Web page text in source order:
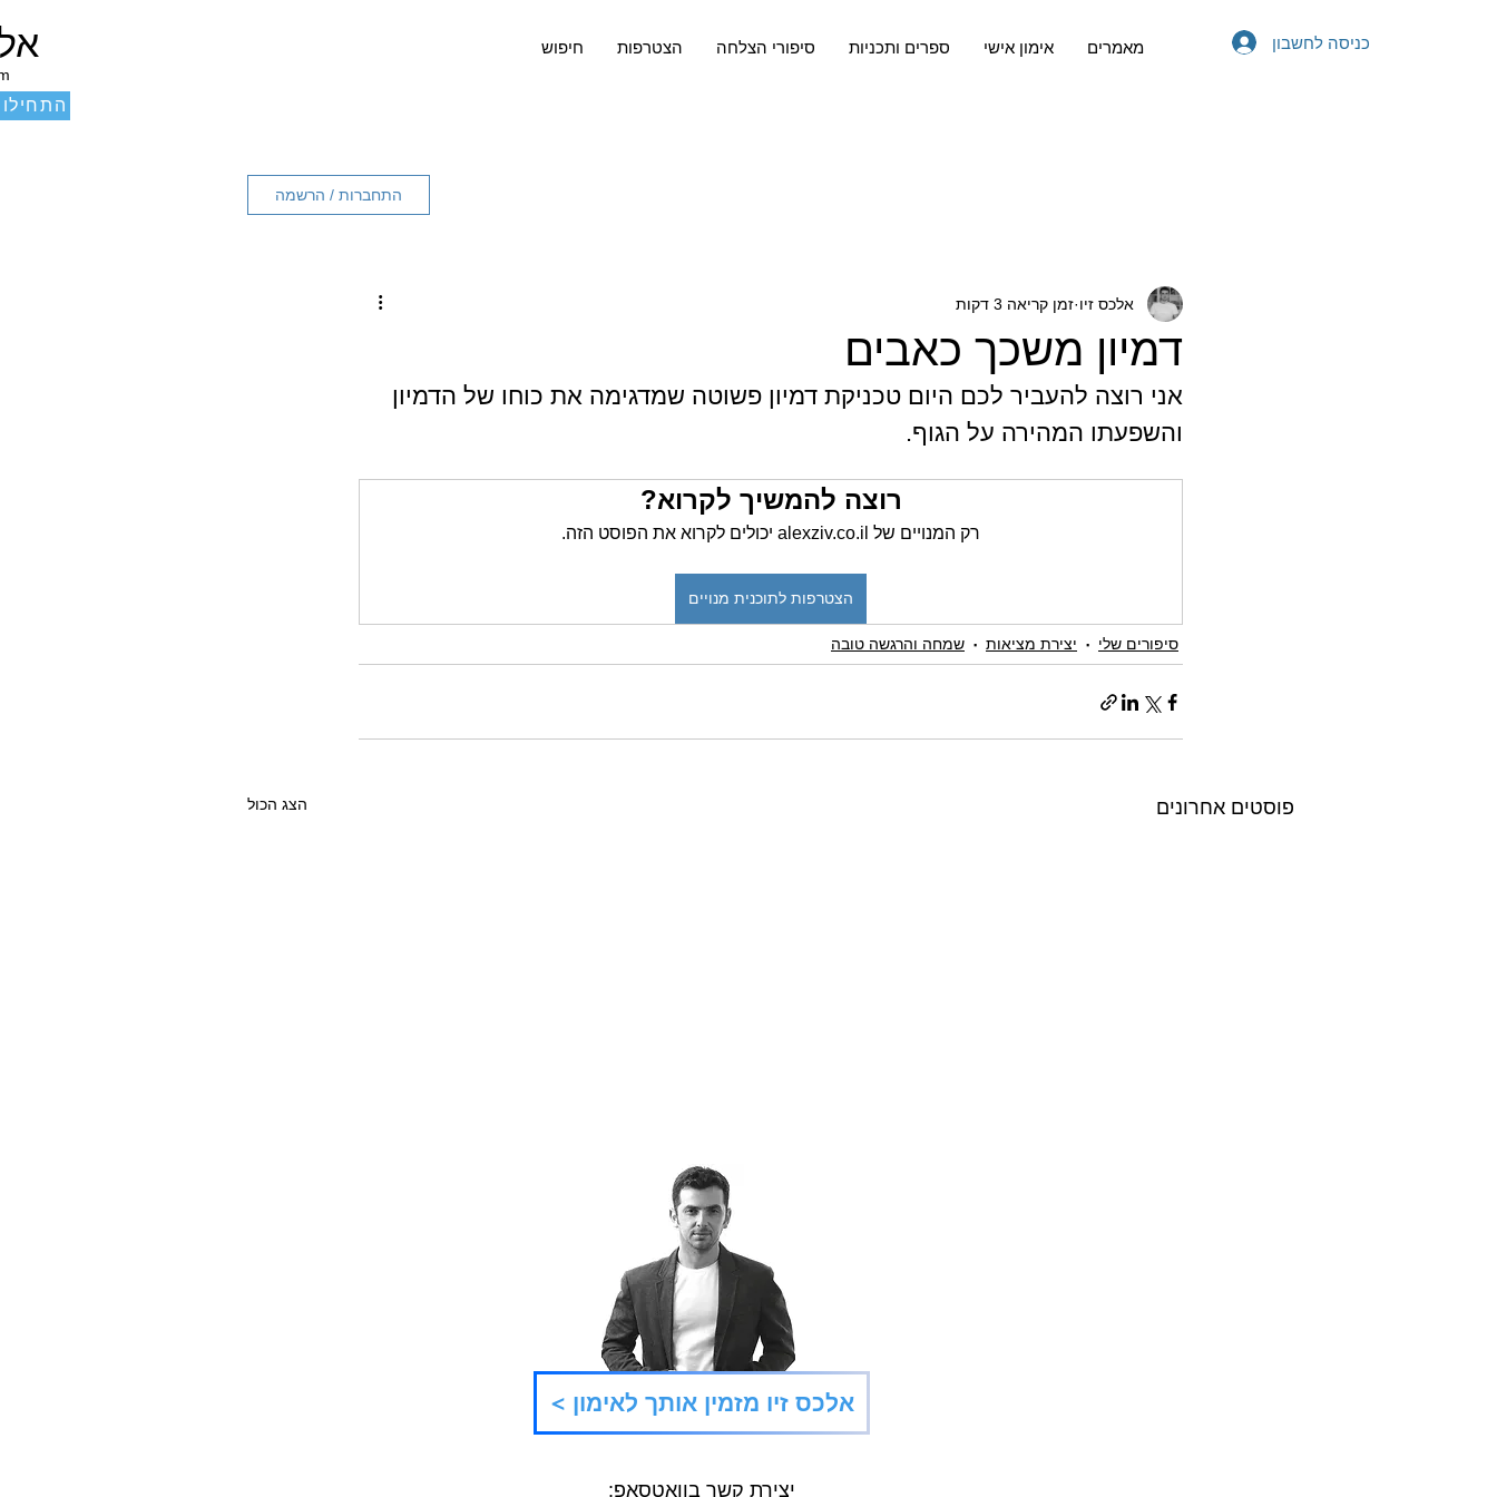
חיפוש הצטרפות סיפורי הצלחה ספרים ותכניות אימון אישי מאמרים כניסה לחשבון
התחילו
התחברות / הרשמה
דמיון משכך כאבים
אלכס זיו זמן קריאה 3 דקות
אני רוצה להעביר לכם היום טכניקת דמיון פשוטה שמדגימה את כוחו של הדמיון
והשפעתו המהירה על הגוף.
רוצה להמשיך לקרוא?
רק המנויים של alexziv.co.il יכולים לקרוא את הפוסט הזה.
הצטרפות לתוכנית מנויים
סיפורים שלי יצירת מציאות שמחה והרגשה טובה
פוסטים אחרונים הצג הכול
מי אני זוכר שאני?
< אלכס זיו מזמין אותך לאימון
יצירת קשר בוואטסאפ: